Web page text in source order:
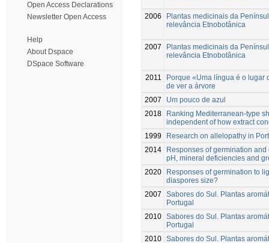
Open Access Declarations
Newsletter Open Access
Help
About Dspace
DSpace Software
2006
Plantas medicinais da
relevância Etnobotânica
2007
Plantas medicinais da
relevância Etnobotânica
2011
Porque «Uma língua é o lugar
de ver a árvore
2007
Um pouco de azul
2018
Ranking Mediterranean-type
independent of how extract
1999
Research on allelopathy in
2014
Responses of germination
pH, mineral deficiencies and
2020
Responses of germination to
diaspores size?
2007
Sabores do Sul. Plantas
Portugal
2010 Sabores do Sul. Plantas
Portugal
2010 Sabores do Sul. Plantas